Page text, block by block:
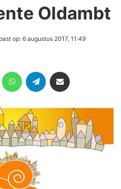
Oldambt
op: 6 augustus 2017, 11:49